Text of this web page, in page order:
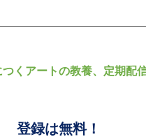
つくアートの教養、定期配
登録は無料！